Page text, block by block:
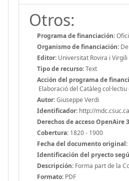
Otros:
Programa de financiación:
Organismo de financiación:
Editor: Universitat Rovira i Virgili
Tipo de recurso:Text
Acción del programa de
Elaboració del Catàleg
Autor:Giuseppe Verdi
Identificador: http://
Derechos de acceso OpenAire
Cobertura: 1820 - 1900
Fecha del documento original:
Identificación del pryecto
Descripción: Forma part de la
Formato: PDF